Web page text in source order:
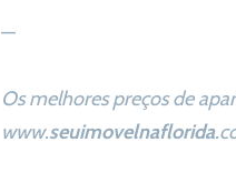
—
Os melhores preços de
www.seuimovelnaflorida